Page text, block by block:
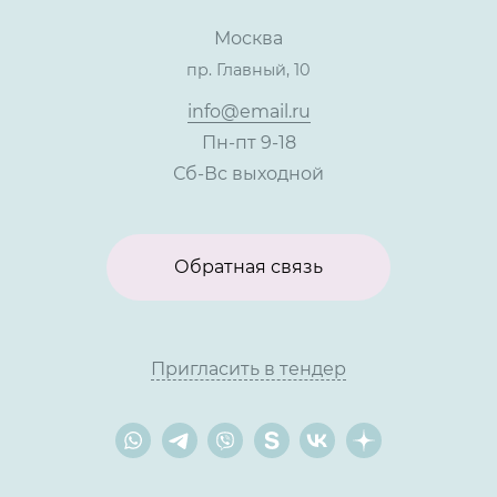
Москва
пр. Главный, 10
info@email.ru
Пн-пт 9-18
Сб-Вс выходной
Обратная связь
Пригласить в тендер